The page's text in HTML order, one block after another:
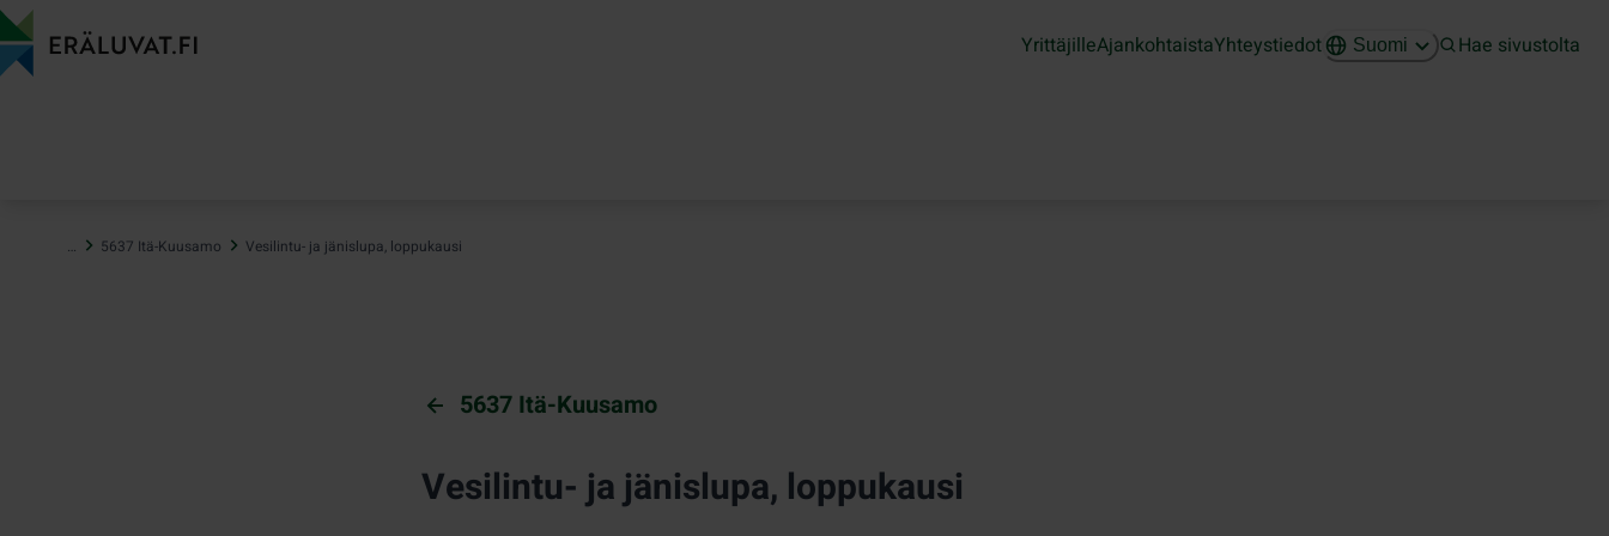
Hyppää
sisältöön
YrittäjilleAjankohtaistaYhteystiedot Suomi Hae sivustolta
… 5637 Itä-Kuusamo Vesilintu- ja jänislupa, loppukausi
5637 Itä-Kuusamo
Vesilintu- ja jänislupa, loppukausi